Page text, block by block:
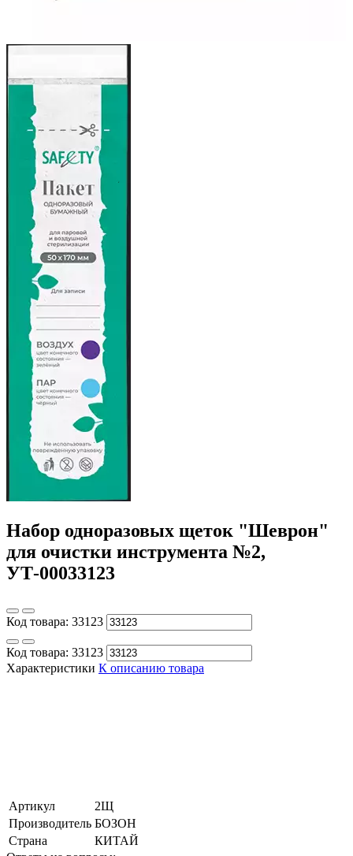
Набор одноразовых щеток "Шеврон"
для очистки инструмента №2,
УТ-00033123
Код товара: 33123
Код товара: 33123
Характеристики К описанию товара
Артикул
2Щ
Производитель БОЗОН
Страна
КИТАЙ